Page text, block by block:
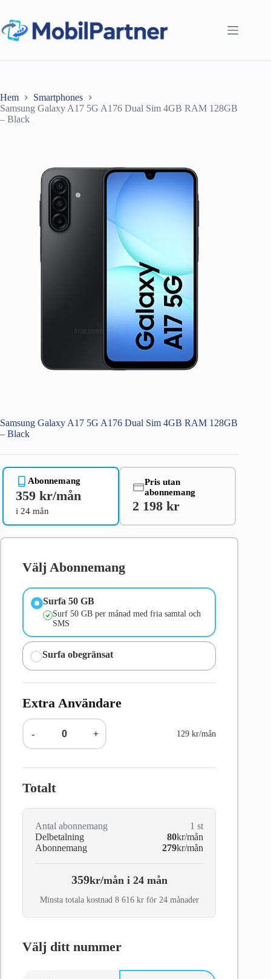
innehåll
Hem
Smartphones
Samsung Galaxy A17 5G A176 Dual Sim 4GB RAM 128GB
– Black
Samsung Galaxy A17 5G A176 Dual Sim 4GB RAM 128GB
– Black
Abonnemang
359 kr/mån
i 24 mån
Pris utan
abonnemang
2 198 kr
Välj Abonnemang
Surfa 50 GB
Surf 50 GB per månad med fria samtal och
SMS
Surfa obegränsat
Extra Användare
- + 129 kr/mån
Totalt
Antal abonnemang 1 st
Delbetalning
80kr/mån
Abonnemang
279kr/mån
359kr/mån i 24 mån
Minsta totala kostnad 8 616 kr för 24 månader
Välj ditt nummer